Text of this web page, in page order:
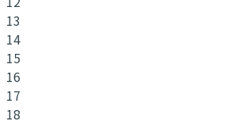
13
14
15
16
17
18